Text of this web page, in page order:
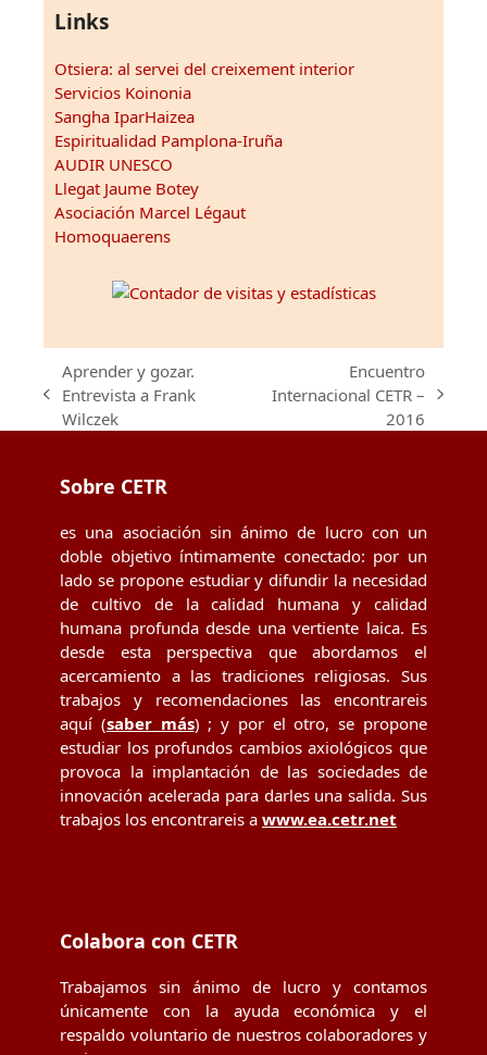
Links
Otsiera: al servei del creixement interior
Servicios Koinonia
Sangha IparHaizea
Espiritualidad Pamplona-Iruña
AUDIR UNESCO
Llegat Jaume Botey
Asociación Marcel Légaut
Homoquaerens
previous
post:
Aprender y gozar.
Entrevista a Frank
Wilczek
next
post:
Encuentro
Internacional CETR –
2016
Sobre CETR
es una asociación sin ánimo de lucro con un
doble objetivo íntimamente conectado: por un
lado se propone estudiar y difundir la necesidad
de cultivo de la calidad humana y calidad
humana profunda desde una vertiente laica. Es
desde esta perspectiva que abordamos el
acercamiento a las tradiciones religiosas. Sus
trabajos y recomendaciones las encontrareis
aquí (saber más) ; y por el otro, se propone
estudiar los profundos cambios axiológicos que
provoca la implantación de las sociedades de
innovación acelerada para darles una salida. Sus
trabajos los encontrareis a www.ea.cetr.net
Colabora con CETR
Trabajamos sin ánimo de lucro y contamos
únicamente con la ayuda económica y el
respaldo voluntario de nuestros colaboradores y